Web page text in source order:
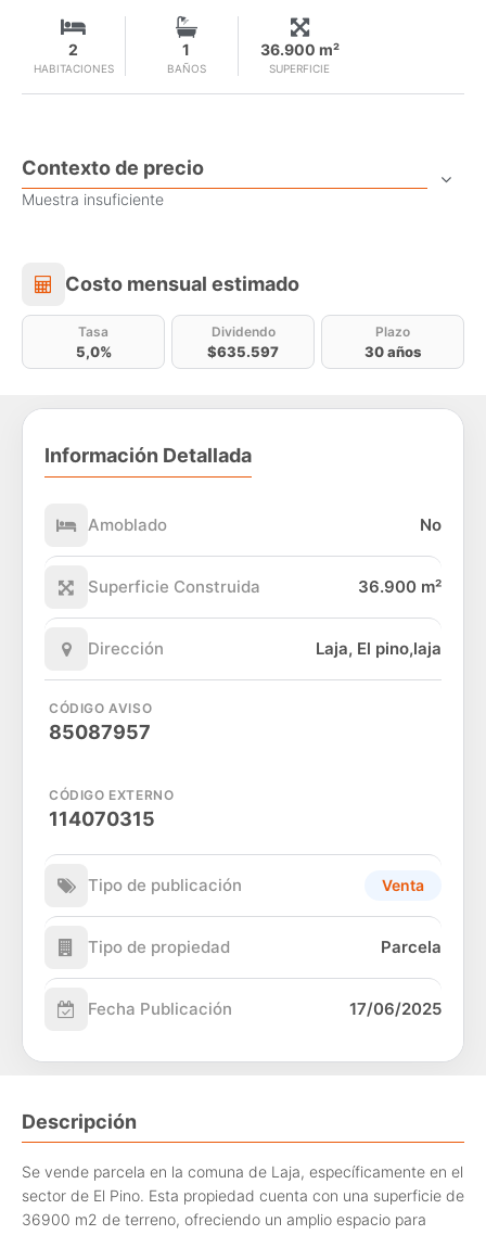
HABITACIONES
2
BAÑOS
1
SUPERFICIE
36.900 m²
Contexto de precio
Muestra insuficiente
Costo mensual estimado
Costo mensual estimado
Tasa
5,0%
Dividendo
$635.597
Plazo
30 años
Información Detallada
Amoblado No
Superficie Construida 36.900 m²
Dirección Laja, El pino,laja
CÓDIGO AVISO
85087957
CÓDIGO EXTERNO
114070315
Tipo de publicación Venta
Tipo de propiedad Parcela
Fecha Publicación 17/06/2025
Descripción
Se vende parcela en la comuna de Laja, específicamente en el
sector de El Pino. Esta propiedad cuenta con una superficie de
36900 m2 de terreno, ofreciendo un amplio espacio para